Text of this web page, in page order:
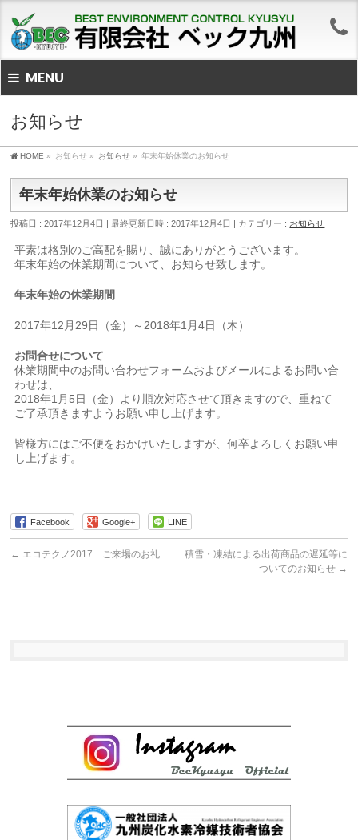
MENU
お知らせ
HOME » お知らせ » お知らせ » 年末年始休業のお知らせ
年末年始休業のお知らせ
投稿日 : 2017年12月4日 最終更新日時 : 2017年12月4日 カテゴリー : お知らせ
平素は格別のご高配を賜り、誠にありがとうございます。
年末年始の休業期間について、お知らせ致します。
年末年始の休業期間
2017年12月29日（金）～2018年1月4日（木）
お問合せについて
休業期間中のお問い合わせフォームおよびメールによるお問い合
わせは、
2018年1月5日（金）より順次対応させて頂きますので、重ねて
ご了承頂きますようお願い申し上げます。
皆様方にはご不便をおかけいたしますが、何卒よろしくお願い申
し上げます。
Facebook Google+ LINE
← エコテクノ2017 ご来場のお礼
積雪・凍結による出荷商品の遅延等に
ついてのお知らせ →